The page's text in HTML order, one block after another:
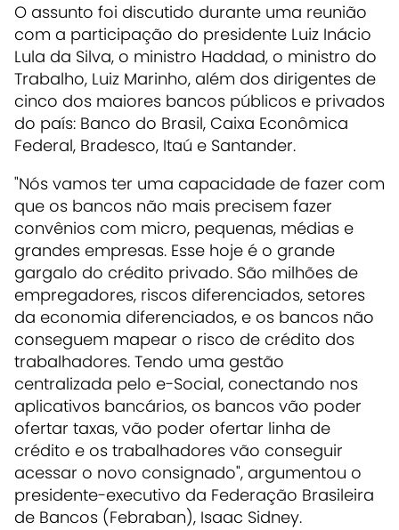
O assunto foi discutido durante uma reunião
com a participação do presidente Luiz Inácio
Lula da Silva, o ministro Haddad, o ministro do
Trabalho, Luiz Marinho, além dos dirigentes de
cinco dos maiores bancos públicos e privados
do país: Banco do Brasil, Caixa Econômica
Federal, Bradesco, Itaú e Santander.
"Nós vamos ter uma capacidade de fazer com
que os bancos não mais precisem fazer
convênios com micro, pequenas, médias e
grandes empresas. Esse hoje é o grande
gargalo do crédito privado. São milhões de
empregadores, riscos diferenciados, setores
da economia diferenciados, e os bancos não
conseguem mapear o risco de crédito dos
trabalhadores. Tendo uma gestão
centralizada pelo e-Social, conectando nos
aplicativos bancários, os bancos vão poder
ofertar taxas, vão poder ofertar linha de
crédito e os trabalhadores vão conseguir
acessar o novo consignado", argumentou o
presidente-executivo da Federação Brasileira
de Bancos (Febraban), Isaac Sidney.